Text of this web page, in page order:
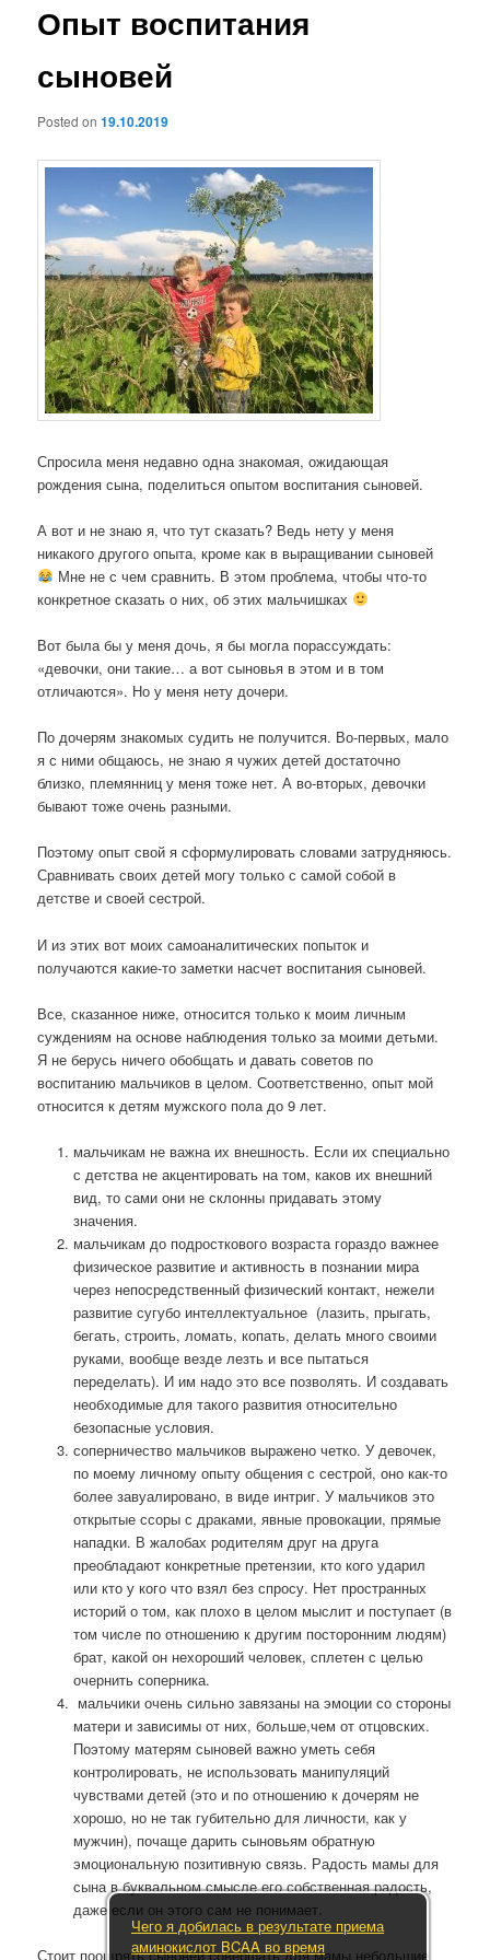
Опыт воспитания
сыновей
Posted on19.10.2019
Спросила меня недавно одна знакомая, ожидающая
рождения сына, поделиться опытом воспитания сыновей.
А вот и не знаю я, что тут сказать? Ведь нету у меня
никакого другого опыта, кроме как в выращивании сыновей
Мне не с чем сравнить. В этом проблема, чтобы что-то
конкретное сказать о них, об этих мальчишках
Вот была бы у меня дочь, я бы могла порассуждать:
«девочки, они такие… а вот сыновья в этом и в том
отличаются». Но у меня нету дочери.
По дочерям знакомых судить не получится. Во-первых, мало
я с ними общаюсь, не знаю я чужих детей достаточно
близко, племянниц у меня тоже нет. А во-вторых, девочки
бывают тоже очень разными.
Поэтому опыт свой я сформулировать словами затрудняюсь.
Сравнивать своих детей могу только с самой собой в
детстве и своей сестрой.
И из этих вот моих самоаналитических попыток и
получаются какие-то заметки насчет воспитания сыновей.
Все, сказанное ниже, относится только к моим личным
суждениям на основе наблюдения только за моими детьми.
Я не берусь ничего обобщать и давать советов по
воспитанию мальчиков в целом. Соответственно, опыт мой
относится к детям мужского пола до 9 лет.
мальчикам не важна их внешность. Если их специально
с детства не акцентировать на том, каков их внешний
вид, то сами они не склонны придавать этому
значения.
мальчикам до подросткового возраста гораздо важнее
физическое развитие и активность в познании мира
через непосредственный физический контакт, нежели
развитие сугубо интеллектуальное (лазить, прыгать,
бегать, строить, ломать, копать, делать много своими
руками, вообще везде лезть и все пытаться
переделать). И им надо это все позволять. И создавать
необходимые для такого развития относительно
безопасные условия.
соперничество мальчиков выражено четко. У девочек,
по моему личному опыту общения с сестрой, оно как-то
более завуалировано, в виде интриг. У мальчиков это
открытые ссоры с драками, явные провокации, прямые
нападки. В жалобах родителям друг на друга
преобладают конкретные претензии, кто кого ударил
или кто у кого что взял без спросу. Нет пространных
историй о том, как плохо в целом мыслит и поступает (в
том числе по отношению к другим посторонним людям)
брат, какой он нехороший человек, сплетен с целью
очернить соперника.
мальчики очень сильно завязаны на эмоции со стороны
матери и зависимы от них, больше,чем от отцовских.
Поэтому матерям сыновей важно уметь себя
контролировать, не использовать манипуляций
чувствами детей (это и по отношению к дочерям не
хорошо, но не так губительно для личности, как у
мужчин), почаще дарить сыновьям обратную
эмоциональную позитивную связь. Радость мамы для
сына в буквальном смысле его собственная радость,
даже если он этого сам не понимает.
Стоит поощрять сыновей совершать для мамы небольшие
Чего я добилась в результате приема
аминокислот BCAA во время